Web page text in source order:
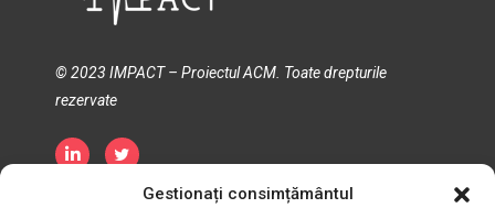
Gestionați consimțământul
© 2023 IMPACT – Proiectul ACM. Toate drepturile
rezervate
Politica de confidențialitate
Politica privind cookie-urile